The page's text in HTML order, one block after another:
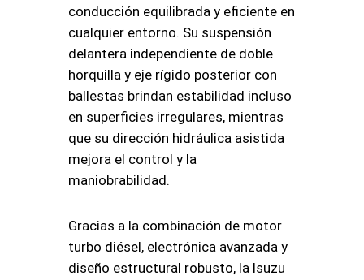
conducción equilibrada y eficiente en
cualquier entorno. Su suspensión
delantera independiente de doble
horquilla y eje rígido posterior con
ballestas brindan estabilidad incluso
en superficies irregulares, mientras
que su dirección hidráulica asistida
mejora el control y la
maniobrabilidad.
Gracias a la combinación de motor
turbo diésel, electrónica avanzada y
diseño estructural robusto, la Isuzu